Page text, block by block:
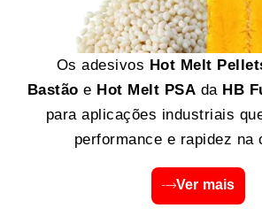
Os adesivos Hot Melt
Bastão e Hot Melt PSA da HB
para aplicações industriais
performance e rapidez na
Ver mais